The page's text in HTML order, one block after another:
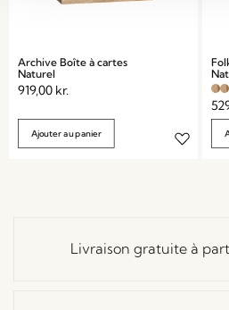
Archive Boîte à cartes
Naturel
919,00 kr.
Ajouter au panier
Livraison gratuite à